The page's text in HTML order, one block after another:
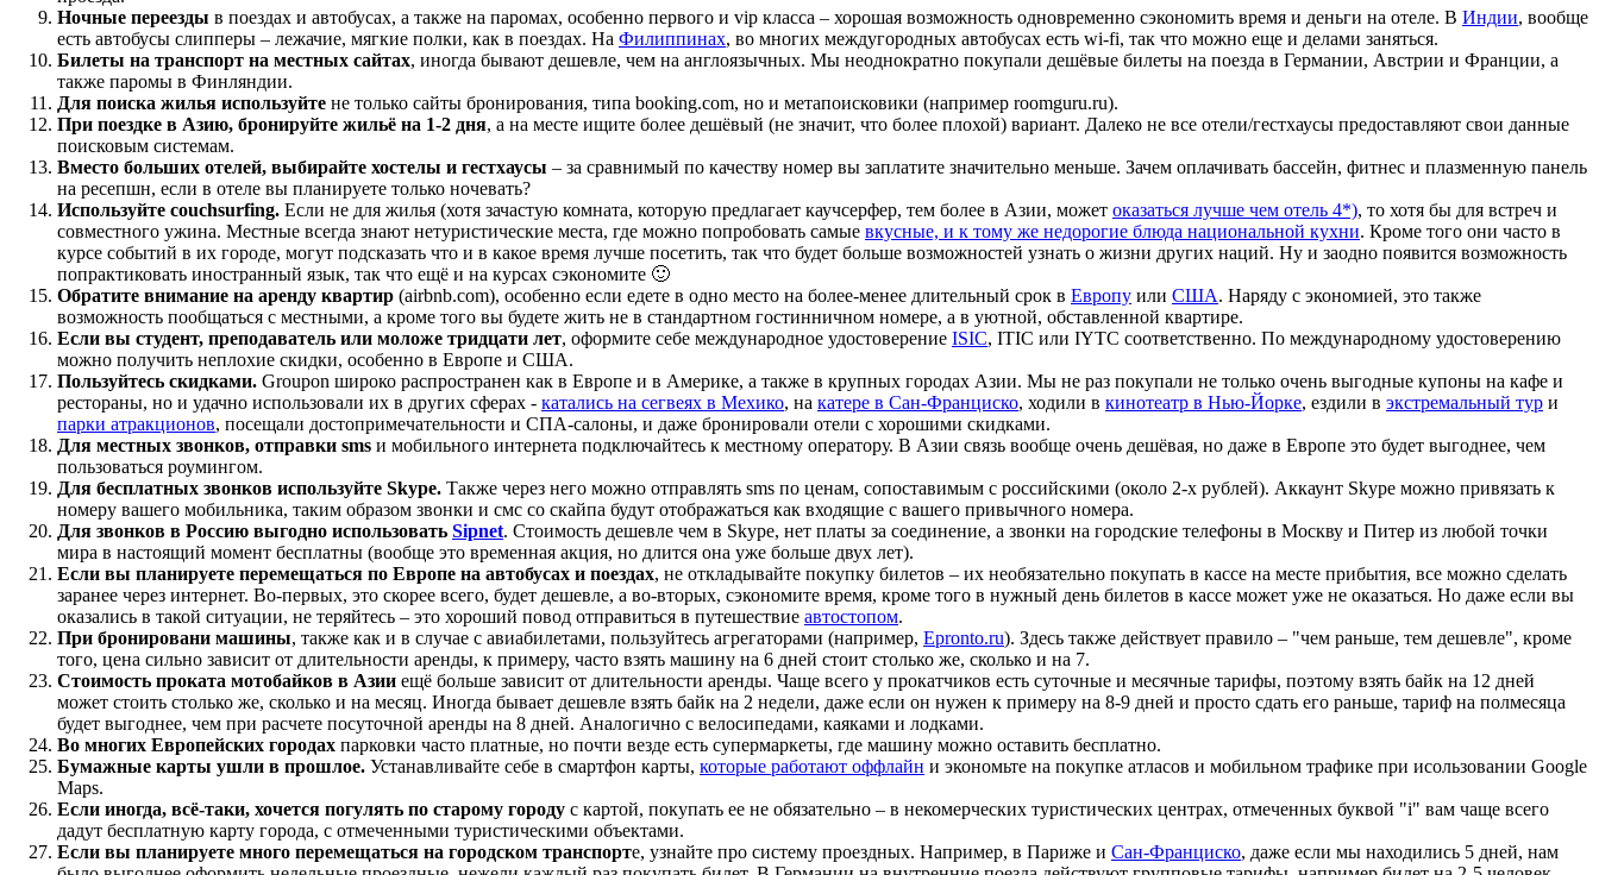
Ночные переезды в поездах и автобусах, а также на паромах, особенно первого и vip класса – хорошая возможность одновременно сэкономить время и деньги на отеле. В Индии, вообще
есть автобусы слипперы – лежачие, мягкие полки, как в поездах. На Филиппинах, во многих междугородных автобусах есть wi-fi, так что можно еще и делами заняться.
Билеты на транспорт на местных сайтах, иногда бывают дешевле, чем на англоязычных. Мы неоднократно покупали дешёвые билеты на поезда в Германии, Австрии и Франции, а
также паромы в Финляндии.
Для поиска жилья используйте не только сайты бронирования, типа booking.com, но и метапоисковики (например roomguru.ru).
При поездке в Азию, бронируйте жильё на 1-2 дня, а на месте ищите более дешёвый (не значит, что более плохой) вариант. Далеко не все отели/гестхаусы предоставляют свои данные
поисковым системам.
Вместо больших отелей, выбирайте хостелы и гестхаусы – за сравнимый по качеству номер вы заплатите значительно меньше. Зачем оплачивать бассейн, фитнес и плазменную панель
на ресепшн, если в отеле вы планируете только ночевать?
Используйте couchsurfing. Если не для жилья (хотя зачастую комната, которую предлагает каучсерфер, тем более в Азии, может оказаться лучше чем отель 4*), то хотя бы для встреч и
совместного ужина. Местные всегда знают нетуристические места, где можно попробовать самые вкусные, и к тому же недорогие блюда национальной кухни. Кроме того они часто в
курсе событий в их городе, могут подсказать что и в какое время лучше посетить, так что будет больше возможностей узнать о жизни других наций. Ну и заодно появится возможность
попрактиковать иностранный язык, так что ещё и на курсах сэкономите 🙂
Обратите внимание на аренду квартир (airbnb.com), особенно если едете в одно место на более-менее длительный срок в Европу или США. Наряду с экономией, это также
возможность пообщаться с местными, а кроме того вы будете жить не в стандартном гостинничном номере, а в уютной, обставленной квартире.
Если вы студент, преподаватель или моложе тридцати лет, оформите себе международное удостоверение ISIC, ITIC или IYTC соответственно. По международному удостоверению
можно получить неплохие скидки, особенно в Европе и США.
Пользуйтесь скидками. Groupon широко распространен как в Европе и в Америке, а также в крупных городах Азии. Мы не раз покупали не только очень выгодные купоны на кафе и
рестораны, но и удачно использовали их в других сферах - катались на сегвеях в Мехико, на катере в Сан-Франциско, ходили в кинотеатр в Нью-Йорке, ездили в экстремальный тур и
парки атракционов, посещали достопримечательности и СПА-салоны, и даже бронировали отели с хорошими скидками.
Для местных звонков, отправки sms и мобильного интернета подключайтесь к местному оператору. В Азии связь вообще очень дешёвая, но даже в Европе это будет выгоднее, чем
пользоваться роумингом.
Для бесплатных звонков используйте Skype. Также через него можно отправлять sms по ценам, сопоставимым с российскими (около 2-х рублей). Аккаунт Skype можно привязать к
номеру вашего мобильника, таким образом звонки и смс со скайпа будут отображаться как входящие с вашего привычного номера.
Для звонков в Россию выгодно использовать Sipnet. Стоимость дешевле чем в Skype, нет платы за соединение, а звонки на городские телефоны в Москву и Питер из любой точки
мира в настоящий момент бесплатны (вообще это временная акция, но длится она уже больше двух лет).
Если вы планируете перемещаться по Европе на автобусах и поездах, не откладывайте покупку билетов – их необязательно покупать в кассе на месте прибытия, все можно сделать
заранее через интернет. Во-первых, это скорее всего, будет дешевле, а во-вторых, сэкономите время, кроме того в нужный день билетов в кассе может уже не оказаться. Но даже если вы
оказались в такой ситуации, не теряйтесь – это хороший повод отправиться в путешествие автостопом.
При бронировани машины, также как и в случае с авиабилетами, пользуйтесь агрегаторами (например, Epronto.ru). Здесь также действует правило – "чем раньше, тем дешевле", кроме
того, цена сильно зависит от длительности аренды, к примеру, часто взять машину на 6 дней стоит столько же, сколько и на 7.
Стоимость проката мотобайков в Азии ещё больше зависит от длительности аренды. Чаще всего у прокатчиков есть суточные и месячные тарифы, поэтому взять байк на 12 дней
может стоить столько же, сколько и на месяц. Иногда бывает дешевле взять байк на 2 недели, даже если он нужен к примеру на 8-9 дней и просто сдать его раньше, тариф на полмесяца
будет выгоднее, чем при расчете посуточной аренды на 8 дней. Аналогично с велосипедами, каяками и лодками.
Во многих Европейских городах парковки часто платные, но почти везде есть супермаркеты, где машину можно оставить бесплатно.
Бумажные карты ушли в прошлое. Устанавливайте себе в смартфон карты, которые работают оффлайн и экономьте на покупке атласов и мобильном трафике при исользовании Google
Maps.
Если иногда, всё-таки, хочется погулять по старому городу с картой, покупать ее не обязательно – в некомерческих туристических центрах, отмеченных буквой "i" вам чаще всего
дадут бесплатную карту города, с отмеченными туристическими объектами.
Если вы планируете много перемещаться на городском транспорте, узнайте про систему проездных. Например, в Париже и Сан-Франциско, даже если мы находились 5 дней, нам